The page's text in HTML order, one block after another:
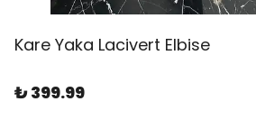
Kare Yaka Lacivert Elbise
₺ 399.99